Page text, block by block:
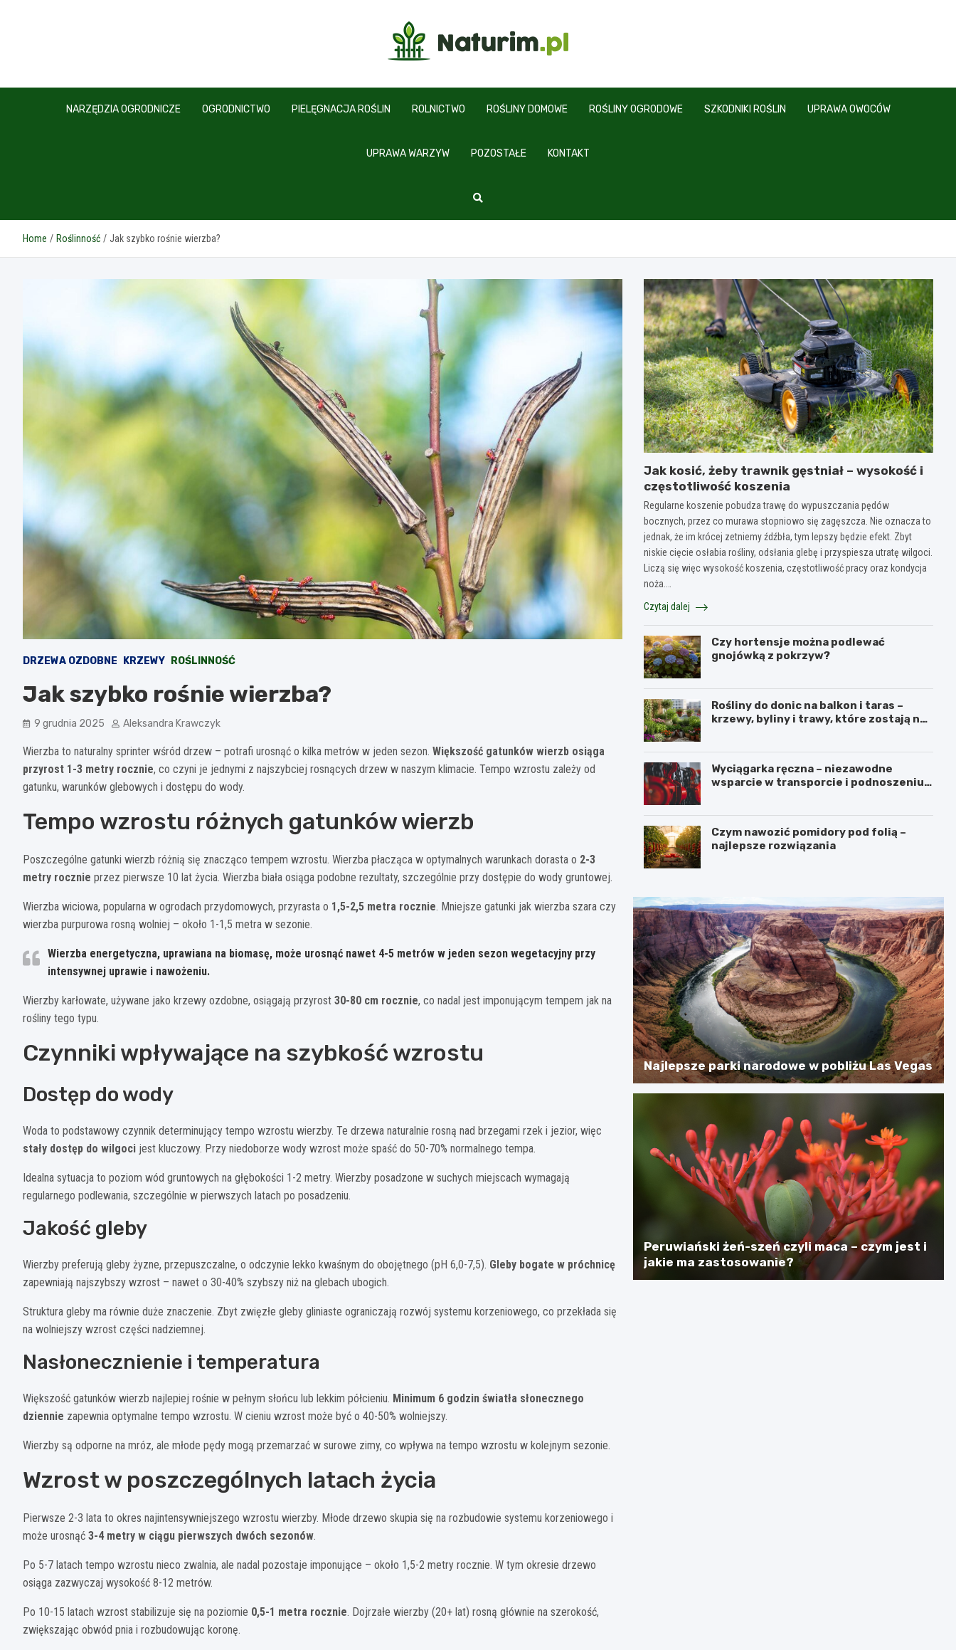
www.naturim.pl
NARZĘDZIA OGRODNICZE OGRODNICTWO PIELĘGNACJA ROŚLIN ROLNICTWO ROŚLINY DOMOWE ROŚLINY OGRODOWE SZKODNIKI ROŚLIN UPRAWA OWOCÓW
UPRAWA WARZYW POZOSTAŁE KONTAKT
Home Roślinność Jak szybko rośnie wierzba?
DRZEWA OZDOBNE KRZEWY ROŚLINNOŚĆ
Jak szybko rośnie wierzba?
9 grudnia 2025 Aleksandra Krawczyk
Wierzba to naturalny sprinter wśród drzew – potrafi urosnąć o kilka metrów w jeden sezon. Większość gatunków wierzb osiąga
przyrost 1-3 metry rocznie, co czyni je jednymi z najszybciej rosnących drzew w naszym klimacie. Tempo wzrostu zależy od
gatunku, warunków glebowych i dostępu do wody.
Tempo wzrostu różnych gatunków wierzb
Poszczególne gatunki wierzb różnią się znacząco tempem wzrostu. Wierzba płacząca w optymalnych warunkach dorasta o 2-3
metry rocznie przez pierwsze 10 lat życia. Wierzba biała osiąga podobne rezultaty, szczególnie przy dostępie do wody gruntowej.
Wierzba wiciowa, popularna w ogrodach przydomowych, przyrasta o 1,5-2,5 metra rocznie. Mniejsze gatunki jak wierzba szara czy
wierzba purpurowa rosną wolniej – około 1-1,5 metra w sezonie.
Wierzba energetyczna, uprawiana na biomasę, może urosnąć nawet 4-5 metrów w jeden sezon wegetacyjny przy
intensywnej uprawie i nawożeniu.
Wierzby karłowate, używane jako krzewy ozdobne, osiągają przyrost 30-80 cm rocznie, co nadal jest imponującym tempem jak na
rośliny tego typu.
Czynniki wpływające na szybkość wzrostu
Dostęp do wody
Woda to podstawowy czynnik determinujący tempo wzrostu wierzby. Te drzewa naturalnie rosną nad brzegami rzek i jezior, więc
stały dostęp do wilgoci jest kluczowy. Przy niedoborze wody wzrost może spaść do 50-70% normalnego tempa.
Idealna sytuacja to poziom wód gruntowych na głębokości 1-2 metry. Wierzby posadzone w suchych miejscach wymagają
regularnego podlewania, szczególnie w pierwszych latach po posadzeniu.
Jakość gleby
Wierzby preferują gleby żyzne, przepuszczalne, o odczynie lekko kwaśnym do obojętnego (pH 6,0-7,5). Gleby bogate w próchnicę
zapewniają najszybszy wzrost – nawet o 30-40% szybszy niż na glebach ubogich.
Struktura gleby ma równie duże znaczenie. Zbyt zwięzłe gleby gliniaste ograniczają rozwój systemu korzeniowego, co przekłada się
na wolniejszy wzrost części nadziemnej.
Nasłonecznienie i temperatura
Większość gatunków wierzb najlepiej rośnie w pełnym słońcu lub lekkim półcieniu. Minimum 6 godzin światła słonecznego
dziennie zapewnia optymalne tempo wzrostu. W cieniu wzrost może być o 40-50% wolniejszy.
Wierzby są odporne na mróz, ale młode pędy mogą przemarzać w surowe zimy, co wpływa na tempo wzrostu w kolejnym sezonie.
Wzrost w poszczególnych latach życia
Pierwsze 2-3 lata to okres najintensywniejszego wzrostu wierzby. Młode drzewo skupia się na rozbudowie systemu korzeniowego i
może urosnąć 3-4 metry w ciągu pierwszych dwóch sezonów.
Po 5-7 latach tempo wzrostu nieco zwalnia, ale nadal pozostaje imponujące – około 1,5-2 metry rocznie. W tym okresie drzewo
osiąga zazwyczaj wysokość 8-12 metrów.
Po 10-15 latach wzrost stabilizuje się na poziomie 0,5-1 metra rocznie. Dojrzałe wierzby (20+ lat) rosną głównie na szerokość,
zwiększając obwód pnia i rozbudowując koronę.
Jak kosić, żeby trawnik gęstniał – wysokość i
częstotliwość koszenia
Regularne koszenie pobudza trawę do wypuszczania pędów
bocznych, przez co murawa stopniowo się zagęszcza. Nie oznacza to
jednak, że im krócej zetniemy źdźbła, tym lepszy będzie efekt. Zbyt
niskie cięcie osłabia rośliny, odsłania glebę i przyspiesza utratę wilgoci.
Liczą się więc wysokość koszenia, częstotliwość pracy oraz kondycja
noża.…
Czytaj dalej
Czy hortensje można podlewać
gnojówką z pokrzyw?
Rośliny do donic na balkon i taras –
krzewy, byliny i trawy, które zostają na
Wyciągarka ręczna – niezawodne
wsparcie w transporcie i podnoszeniu
Czym nawozić pomidory pod folią –
najlepsze rozwiązania
Najlepsze parki narodowe w pobliżu Las Vegas
Peruwiański żeń-szeń czyli maca – czym jest i
jakie ma zastosowanie?